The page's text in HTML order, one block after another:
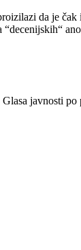
da je
javnosti